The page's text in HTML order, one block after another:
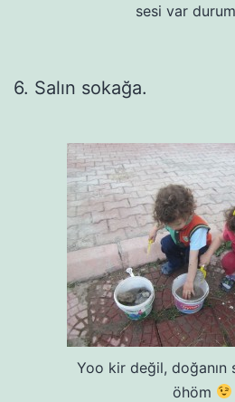
sesi var
6. Salın sokağa.
Yoo kir değil, doğanın
öhöm